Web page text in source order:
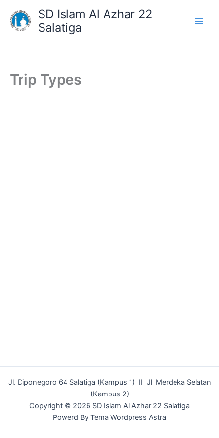
konten
SD Islam Al Azhar 22
Salatiga
Trip Types
Jl. Diponegoro 64 Salatiga (Kampus 1) II Jl. Merdeka Selatan
(Kampus 2)
Copyright © 2026 SD Islam Al Azhar 22 Salatiga
Powerd By Tema Wordpress Astra